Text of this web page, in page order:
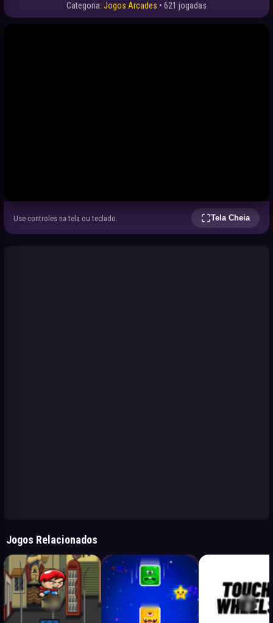
Categoria: Jogos Arcades • 621 jogadas
Use controles na tela ou teclado. Tela Cheia
Jogos Relacionados